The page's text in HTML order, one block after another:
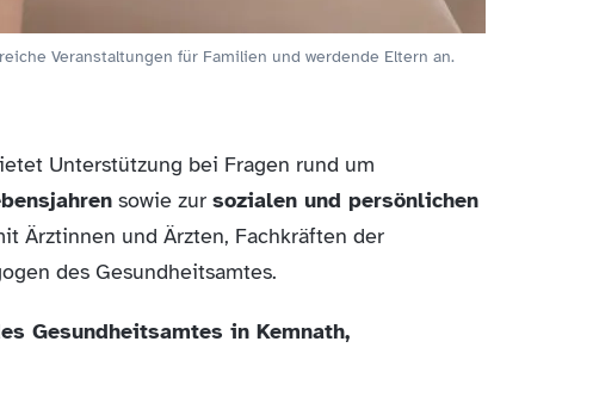
Veranstaltungen für Familien und werdende Eltern an.
Unterstützung bei Fragen rund um
sowie zur sozialen und persönlichen
Ärztinnen und Ärzten, Fachkräften der
des Gesundheitsamtes.
Gesundheitsamtes in Kemnath,